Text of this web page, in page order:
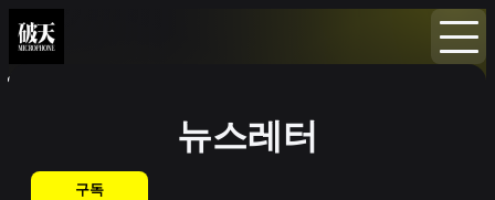
홈
뉴스레터
구독